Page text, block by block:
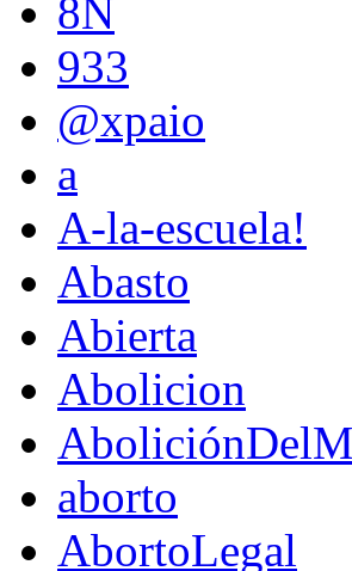
8N
933
@xpaio
a
A-la-escuela!
Abasto
Abierta
Abolicion
aborto
AbortoLegal